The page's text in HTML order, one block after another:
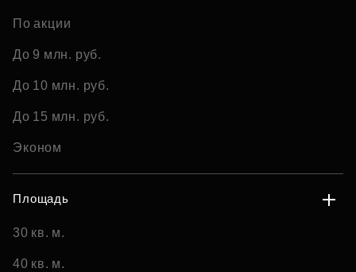
По акции
До 9 млн. руб.
До 10 млн. руб.
До 15 млн. руб.
Эконом
Площадь
30 кв. м.
40 кв. м.